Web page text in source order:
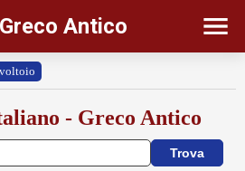
Antico
- Greco Antico